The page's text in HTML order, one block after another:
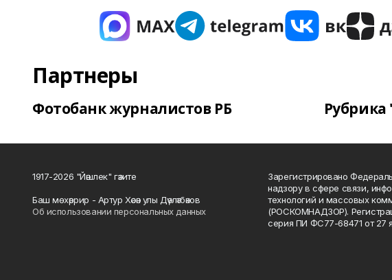
Партнеры
Фотобанк журналистов РБ
1917-2026 "Йәшлек" гәзите
Баш мөхәррир - Артур Хәсән улы Дәүләтбәков
Об использовании персональных данных
Зарегистрировано
надзору в сфере связи,
технологий и массовых
(РОСКОМНАДЗОР).
серия ПИ ФС77-68471 от 27